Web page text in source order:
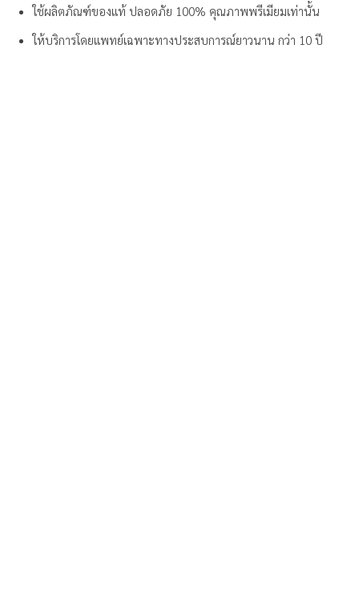
ใช้ผลิตภัณฑ์ของแท้ ปลอดภัย 100% คุณภาพพรีเมียมเท่านั้น
ให้บริการโดยแพทย์เฉพาะทางประสบการณ์ยาวนาน กว่า 10 ปี